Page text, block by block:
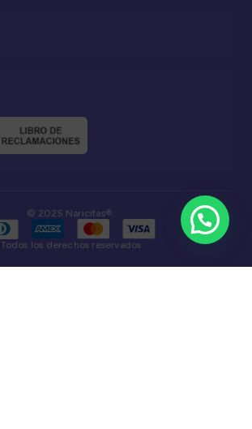
© 2025 Naricitas®.
Todos los derechos reservados